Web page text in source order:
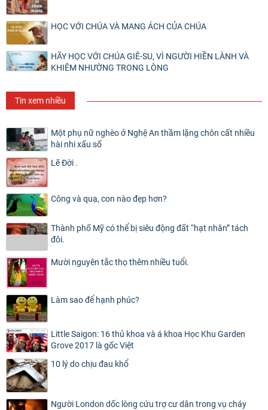
HỌC VỚI CHÚA VÀ MANG ÁCH CỦA CHÚA
HÃY HỌC VỚI CHÚA GIÊ-SU, VÌ NGƯỜI HIỀN LÀNH VÀ
KHIÊM NHƯỜNG TRONG LÒNG
Tin xem nhiều
Một phụ nữ nghèo ở Nghệ An thầm lặng chôn cất nhiều
hài nhi xấu số
Lẽ Đời .
Công và quạ, con nào đẹp hơn?
Thành phố Mỹ có thể bị siêu động đất “hạt nhân” tách
đôi.
Mười nguyên tắc thọ thêm nhiều tuổi.
Làm sao để hạnh phúc?
Little Saigon: 16 thủ khoa và á khoa Học Khu Garden
Grove 2017 là gốc Việt
10 lý do chịu đau khổ
Người London dốc lòng cứu trợ cư dân trong vụ cháy